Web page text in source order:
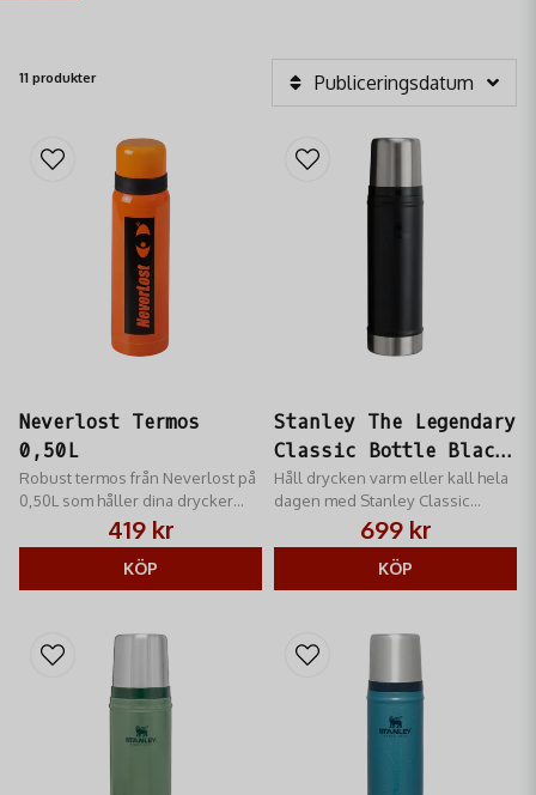
11 produkter Publiceringsdatum
Neverlost Termos
0,50L
Robust termos från Neverlost på
0,50L som håller dina drycker
varma eller kalla under långa
jaktdagar.
419 kr
KÖP
Stanley The Legendary
Classic Bottle Black
0,59 L
Håll drycken varm eller kall hela
dagen med Stanley Classic
Bottle, perfekt för jakt och
friluftsliv.
699 kr
KÖP